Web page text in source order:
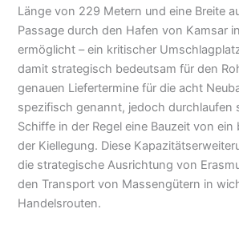
Länge von 229 Metern und eine Breite
Passage durch den Hafen von Kamsar
ermöglicht – ein kritischer
damit strategisch bedeutsam für den
genauen Liefertermine für die acht
spezifisch genannt, jedoch durchlaufen
Schiffe in der Regel eine Bauzeit von
der Kiellegung. Diese
die strategische Ausrichtung von
den Transport von Massengütern in
Handelsrouten.